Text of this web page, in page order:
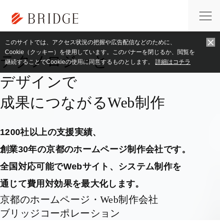
トップページ CSS3
このサイトでは、アクセス状況の把握や広告配信などのために、
Cookie（クッキー）を使用しています。このバナーを閉じるか、閲覧を
継続することでCookieの使用に同意するものとします。 詳細はコチラ
テクノロジーと
デザインで
成果につながるWeb制作
1200社以上の支援実績、
創業30年の京都のホームページ制作会社です。
全国対応可能でWebサイト、システム制作を
通じて費用対効果を最大化します。
京都のホームページ・Web制作会社
ブリッジコーポレーション